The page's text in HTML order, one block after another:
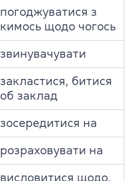
погоджуватися з
кимось щодо чогось
звинувачувати
закластися, битися
об заклад
зосередитися на
розраховувати на
висловитися щодо,